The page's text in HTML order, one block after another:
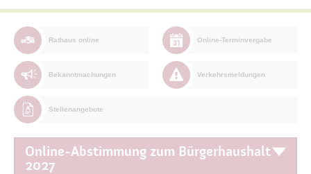
Rathaus online Online-Terminvergabe
Bekanntmachungen Verkehrsmeldungen
Stellenangebote
Online-Abstimmung zum Bürgerhaushalt
2027